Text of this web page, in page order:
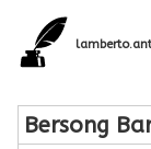
Bersong